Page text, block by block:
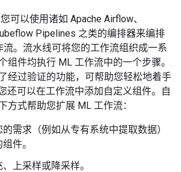
可以使用诸如 Apache Airflow、
Pipelines 之类的编排器来编排
。流水线可将您的工作流组织成一系
组件均执行 ML 工作流中的一个步骤。
经过验证的功能，可帮助您轻松地着手
还可以在工作流中添加自定义组件。自
方式帮助您扩展 ML 工作流：
需求（例如从专有系统中提取数据）
件。
上采样或降采样。